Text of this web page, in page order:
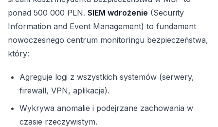
ponad 500 000 PLN. SIEM wdrożenie (Security
Information and Event Management) to fundament
nowoczesnego centrum monitoringu bezpieczeństwa,
który:
Agreguje logi z wszystkich systemów (serwery,
firewall, VPN, aplikacje).
Wykrywa anomalie i podejrzane zachowania w
czasie rzeczywistym.